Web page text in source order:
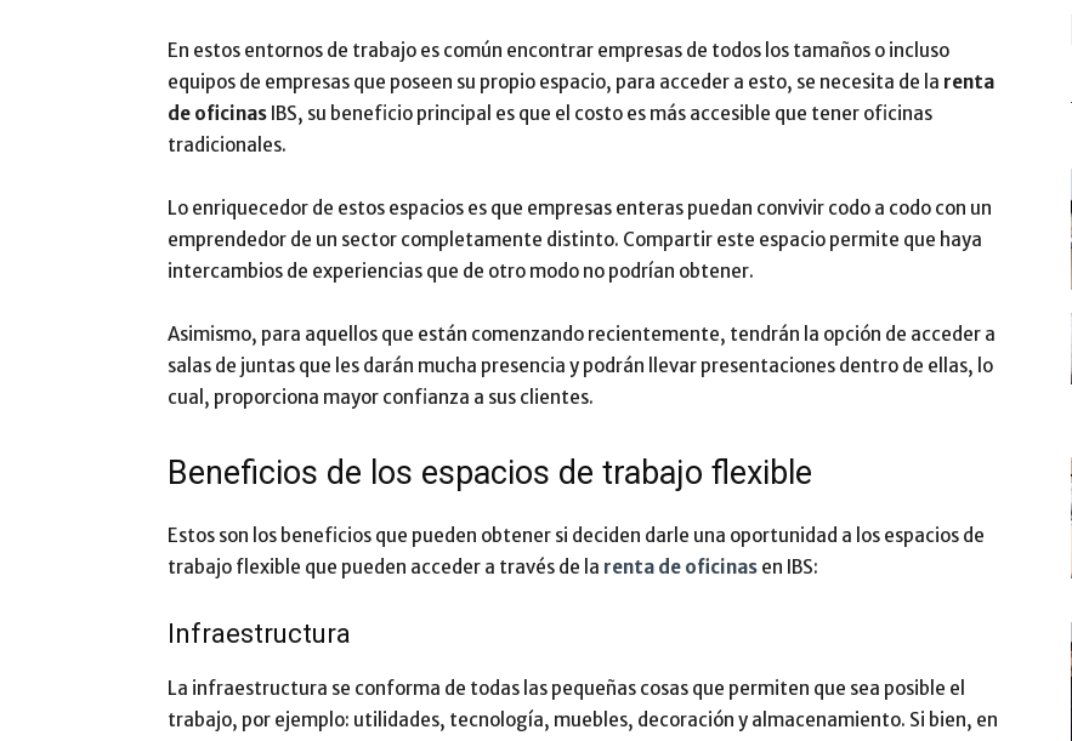
En estos entornos de trabajo es común encontrar empresas de todos los tamaños o incluso
equipos de empresas que poseen su propio espacio, para acceder a esto, se necesita de la renta
de oficinas IBS, su beneficio principal es que el costo es más accesible que tener oficinas
tradicionales.
Lo enriquecedor de estos espacios es que empresas enteras puedan convivir codo a codo con un
emprendedor de un sector completamente distinto. Compartir este espacio permite que haya
intercambios de experiencias que de otro modo no podrían obtener.
Asimismo, para aquellos que están comenzando recientemente, tendrán la opción de acceder a
salas de juntas que les darán mucha presencia y podrán llevar presentaciones dentro de ellas, lo
cual, proporciona mayor confianza a sus clientes.
Beneficios de los espacios de trabajo flexible
Estos son los beneficios que pueden obtener si deciden darle una oportunidad a los espacios de
trabajo flexible que pueden acceder a través de la renta de oficinas en IBS:
Infraestructura
La infraestructura se conforma de todas las pequeñas cosas que permiten que sea posible el
trabajo, por ejemplo: utilidades, tecnología, muebles, decoración y almacenamiento. Si bien, en